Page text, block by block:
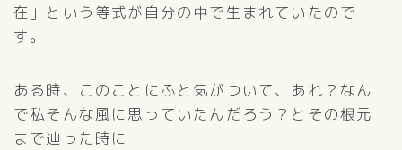
在」という等式が自分の中で生まれていたので
す。
ある時、このことにふと気がついて、あれ？なん
で私そんな風に思っていたんだろう？とその根元
まで辿った時に